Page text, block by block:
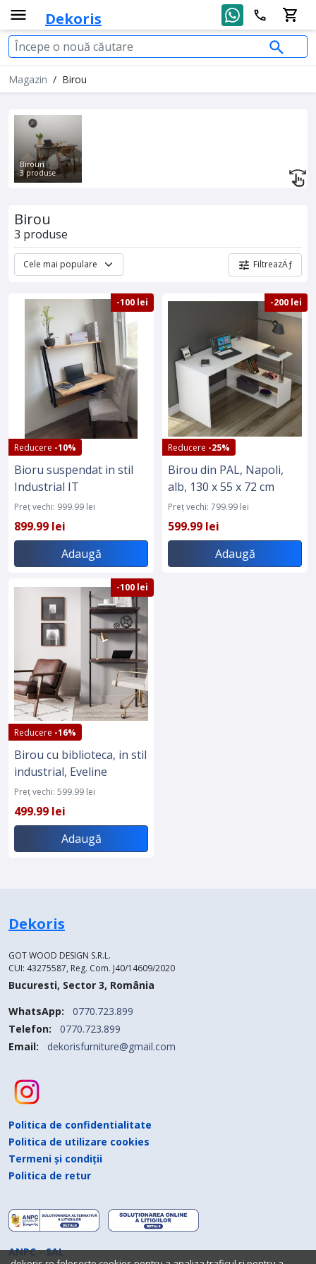
Dekoris
Magazin / Birou
Birouri
3 produse
Birou
3 produse
FiltreazÄƒ
Reducere -10%
-100 lei
Bioru suspendat in stil
Industrial IT
Preț vechi: 999.99 lei
899.99 lei
Adaugă
Reducere -25%
-200 lei
Birou din PAL, Napoli,
alb, 130 x 55 x 72 cm
Preț vechi: 799.99 lei
599.99 lei
Adaugă
Reducere -16%
-100 lei
Birou cu biblioteca, in stil
industrial, Eveline
Preț vechi: 599.99 lei
499.99 lei
Adaugă
Dekoris
GOT WOOD DESIGN S.R.L.
CUI: 43275587, Reg. Com. J40/14609/2020
Bucuresti, Sector 3, România
WhatsApp:
0770.723.899
Telefon:
0770.723.899
Email:
dekorisfurniture@gmail.com
Politica de confidentialitate
Politica de utilizare cookies
Termeni și condiții
Politica de retur
ANPC - SAL